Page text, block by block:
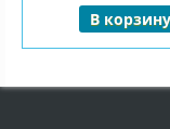
В корзину